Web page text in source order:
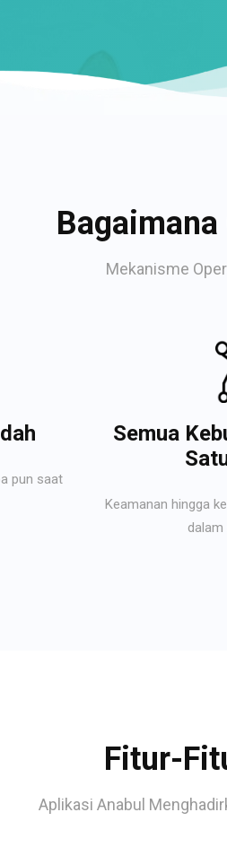
Bagaimana
Mekanisme
pun saat
Semua
Keamanan hingga
Fitur-
Aplikasi Anabul